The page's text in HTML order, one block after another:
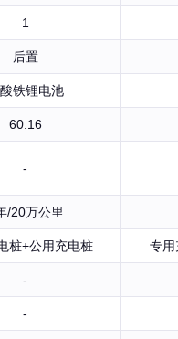
1
后置
铁锂电池
60.16
-
/20万公里
桩+公用充电桩 专用
-
-